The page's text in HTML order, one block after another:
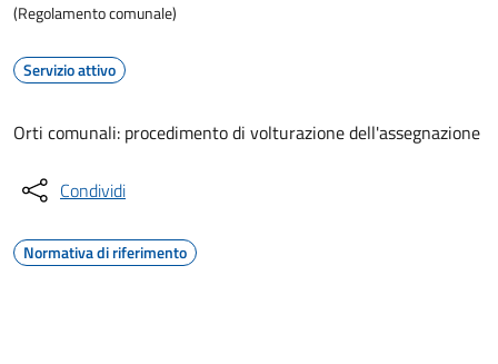
(Regolamento comunale)
Servizio attivo
Orti comunali: procedimento di volturazione dell'assegnazione
Condividi
Normativa di riferimento